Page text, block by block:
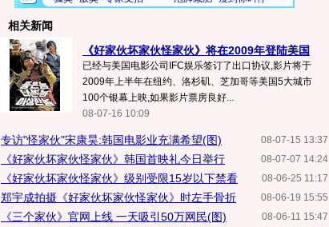
相关新闻
《好家伙坏家伙怪家伙》将在2009年登陆美国
已经与美国电影公司IFC娱乐签订了出口协议,影片将于
2009年上半年在纽约、洛杉矶、芝加哥等美国5大城市
100个银幕上映,如果影片票房良好...
08-07-16 10:09
08-07-15 13:37
专访"怪家伙"宋康昊:韩国电影业充满希望(图)
08-07-07 14:24
《好家伙坏家伙怪家伙》韩国首映礼今日举行
08-06-25 11:17
《好家伙坏家伙怪家伙》级别受限15岁以下禁看
08-06-19 15:55
郑宇成拍摄《好家伙坏家伙怪家伙》时左手骨折
08-06-11 15:47
《三个家伙》官网上线 一天吸引50万网民(图)